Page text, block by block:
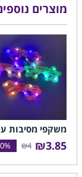
מוצרים
משקפי מסיבות
₪3.85
₪4